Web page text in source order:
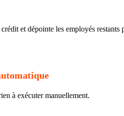
et dépointe les employés
à exécuter manuellement.